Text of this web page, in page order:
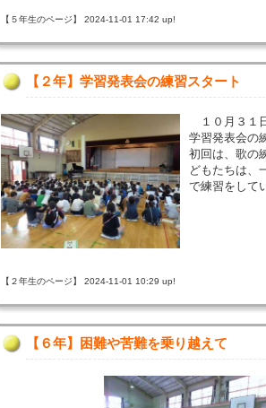
【５年生のページ】 2024-11-01 17:42 up!
【２年】学習発表会の練習スタート
１０月３１
学習発表会の
初回は、歌の
どもたちは、
で練習をして
【２年生のページ】 2024-11-01 10:29 up!
【６年】困難や苦難を乗り越えて